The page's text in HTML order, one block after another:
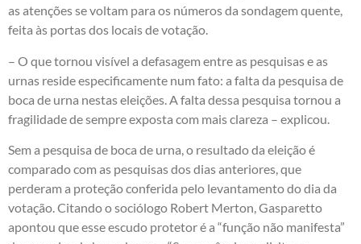
as atenções se voltam para os números da sondagem quente,
feita às portas dos locais de votação.
– O que tornou visível a defasagem entre as pesquisas e as
urnas reside especificamente num fato: a falta da pesquisa de
boca de urna nestas eleições. A falta dessa pesquisa tornou a
fragilidade de sempre exposta com mais clareza – explicou.
Sem a pesquisa de boca de urna, o resultado da eleição é
comparado com as pesquisas dos dias anteriores, que
perderam a proteção conferida pelo levantamento do dia da
votação. Citando o sociólogo Robert Merton, Gasparetto
apontou que esse escudo protetor é a “função não manifesta”